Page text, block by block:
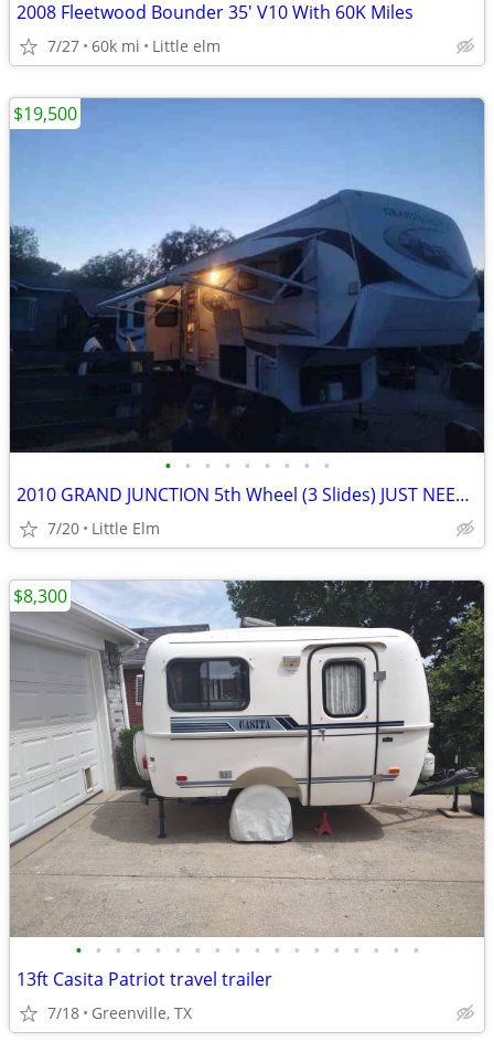
2008 Fleetwood Bounder 35' V10 With 60K Miles
7/27 60k mi Little elm
• • • • • • • • •
2010 GRAND JUNCTION 5th Wheel (3 Slides) JUST NEEDS FEW MINOR THINGS (
7/20 Little Elm
$19,500
• • • • • • • • • • • • • • • • • •
13ft Casita Patriot travel trailer
7/18 Greenville, TX
$8,300